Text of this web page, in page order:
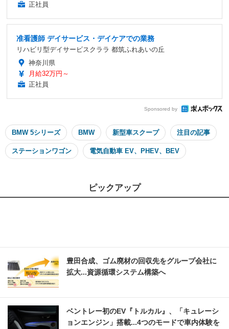
正社員
准看護師 デイサービス・デイケアでの業務
リハビリ型デイサービスクララ 都筑ふれあいの丘
神奈川県
月給32万円～
正社員
Sponsored by
BMW 5シリーズ BMW 新型車スクープ 注目の記事
ステーションワゴン 電気自動車 EV、PHEV、BEV
ピックアップ
豊田合成、ゴム廃材の回収先をグループ会社に
拡大...資源循環システム構築へ
ベントレー初のEV『トルカル』、「キュレーシ
ョンエンジン」搭載...4つのモードで車内体験を